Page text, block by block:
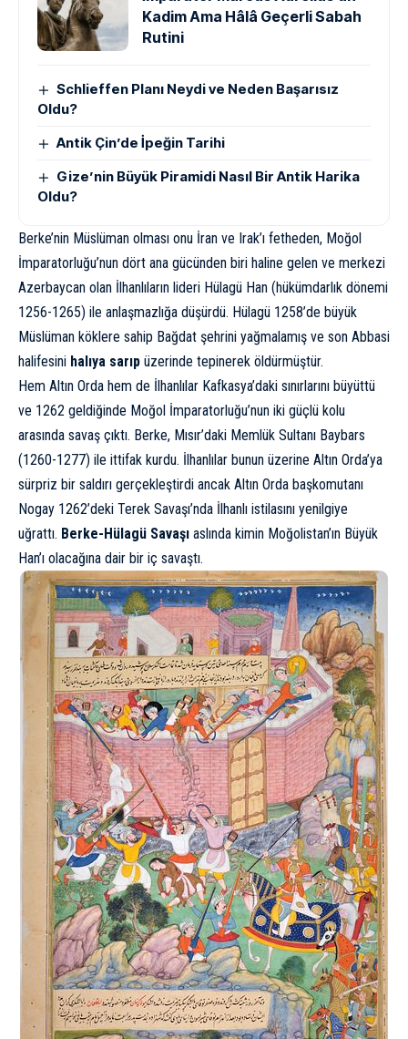
Kadim Ama Hâlâ Geçerli Sabah
Rutini
Schlieffen Planı Neydi ve Neden Başarısız
Oldu?
Antik Çin’de İpeğin Tarihi
Gize’nin Büyük Piramidi Nasıl Bir Antik Harika
Oldu?
Berke’nin Müslüman olması onu İran ve Irak’ı fetheden, Moğol
İmparatorluğu’nun dört ana gücünden biri haline gelen ve merkezi
Azerbaycan olan İlhanlıların lideri Hülagü Han (hükümdarlık dönemi
1256-1265) ile anlaşmazlığa düşürdü. Hülagü 1258’de büyük
Müslüman köklere sahip Bağdat şehrini yağmalamış ve son Abbasi
halifesini halıya sarıp üzerinde tepinerek öldürmüştür.
Hem Altın Orda hem de İlhanlılar Kafkasya’daki sınırlarını büyüttü
ve 1262 geldiğinde Moğol İmparatorluğu’nun iki güçlü kolu
arasında savaş çıktı. Berke, Mısır’daki Memlük Sultanı Baybars
(1260-1277) ile ittifak kurdu. İlhanlılar bunun üzerine Altın Orda’ya
sürpriz bir saldırı gerçekleştirdi ancak Altın Orda başkomutanı
Nogay 1262’deki Terek Savaşı’nda İlhanlı istilasını yenilgiye
uğrattı. Berke-Hülagü Savaşı aslında kimin Moğolistan’ın Büyük
Han’ı olacağına dair bir iç savaştı.